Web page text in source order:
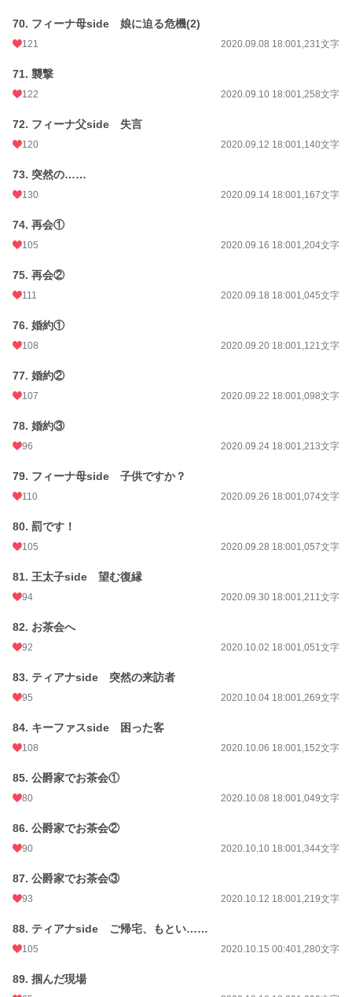
70. フィーナ母side 娘に迫る危機(2)
121 2020.09.08 18:001,231文字
71. 襲撃
122 2020.09.10 18:001,258文字
72. フィーナ父side 失言
120 2020.09.12 18:001,140文字
73. 突然の……
130 2020.09.14 18:001,167文字
74. 再会①
105 2020.09.16 18:001,204文字
75. 再会②
111 2020.09.18 18:001,045文字
76. 婚約①
108 2020.09.20 18:001,121文字
77. 婚約②
107 2020.09.22 18:001,098文字
78. 婚約③
96 2020.09.24 18:001,213文字
79. フィーナ母side 子供ですか？
110 2020.09.26 18:001,074文字
80. 罰です！
105 2020.09.28 18:001,057文字
81. 王太子side 望む復縁
94 2020.09.30 18:001,211文字
82. お茶会へ
92 2020.10.02 18:001,051文字
83. ティアナside 突然の来訪者
95 2020.10.04 18:001,269文字
84. キーファスside 困った客
108 2020.10.06 18:001,152文字
85. 公爵家でお茶会①
80 2020.10.08 18:001,049文字
86. 公爵家でお茶会②
90 2020.10.10 18:001,344文字
87. 公爵家でお茶会③
93 2020.10.12 18:001,219文字
88. ティアナside ご帰宅、もとい……
105 2020.10.15 00:401,280文字
89. 掴んだ現場